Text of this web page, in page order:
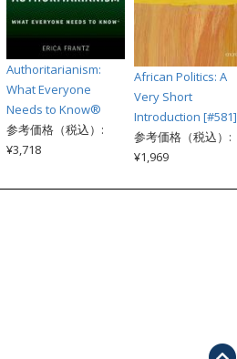
Authoritarianism:
What Everyone
Needs to Know®
参考価格（税込）:
¥3,718
African Politics: A
Very Short
Introduction [#581]
参考価格（税込）:
¥1,969